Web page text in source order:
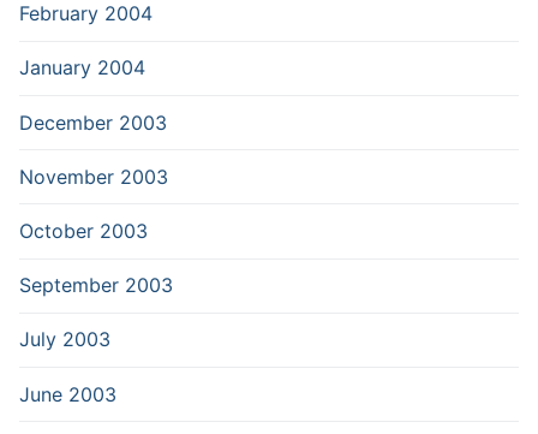
February 2004
January 2004
December 2003
November 2003
October 2003
September 2003
July 2003
June 2003